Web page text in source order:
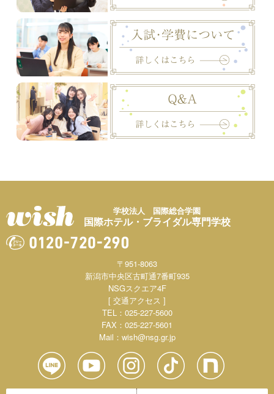
学校法人 国際総合学園
国際ホテル・ブライダル専門学校
〒951-8063
新潟市中央区古町通7番町935
NSGスクエア4F
[ 交通アクセス ]
TEL：025-227-5600
FAX：025-227-5601
Mail： wish@nsg.gr.jp